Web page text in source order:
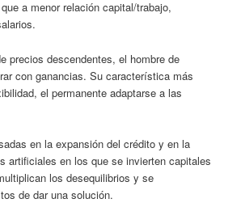
a menor relación capital/trabajo,
precios descendentes, el hombre de
con ganancias. Su característica más
el permanente adaptarse a las
en la expansión del crédito y en la
artificiales en los que se invierten capitales
los desequilibrios y se
de dar una solución.